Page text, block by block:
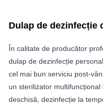
Dulap de dezinfecție
În calitate de producător
dulap de dezinfecție
cel mai bun serviciu post-
un sterilizator
deschisă, dezinfecție la